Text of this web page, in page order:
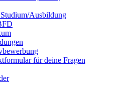
Ausbildung
für deine Fragen